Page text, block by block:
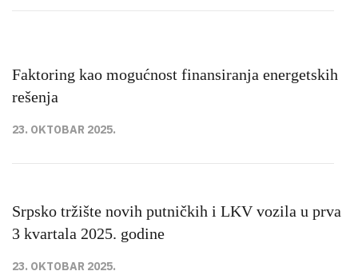
Faktoring kao mogućnost finansiranja energetskih
rešenja
23. OKTOBAR 2025.
Srpsko tržište novih putničkih i LKV vozila u prva
3 kvartala 2025. godine
23. OKTOBAR 2025.